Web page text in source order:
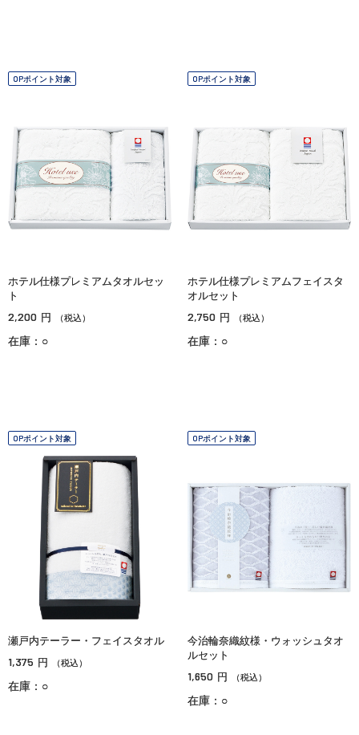
OPポイント対象
ホテル仕様プレミアムタオルセッ
ト
2,200 円 （税込）
在庫：○
OPポイント対象
ホテル仕様プレミアムフェイスタ
オルセット
2,750 円 （税込）
在庫：○
OPポイント対象
瀬戸内テーラー・フェイスタオル
1,375 円 （税込）
在庫：○
OPポイント対象
今治輪奈織紋様・ウォッシュタオ
ルセット
1,650 円 （税込）
在庫：○